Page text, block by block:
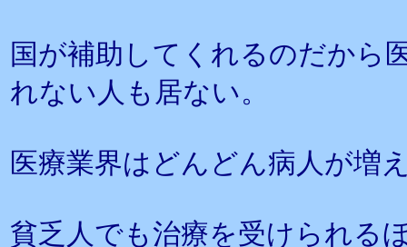
国が補助してくれるのだから
れない人も居ない。
医療業界はどんどん病人が増
貧乏人でも治療を受けられる